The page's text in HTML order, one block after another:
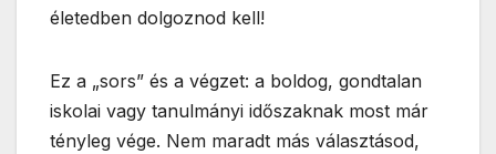
életedben dolgoznod kell!
Ez a „sors” és a végzet: a boldog, gondtalan
iskolai vagy tanulmányi időszaknak most már
tényleg vége. Nem maradt más választásod,